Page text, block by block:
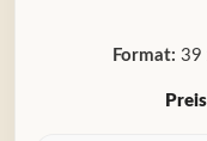
Format: 39